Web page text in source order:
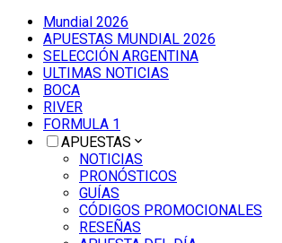
Mundial 2026
APUESTAS MUNDIAL 2026
SELECCIÓN ARGENTINA
ULTIMAS NOTICIAS
BOCA
RIVER
FORMULA 1
APUESTAS
NOTICIAS
PRONÓSTICOS
GUÍAS
CÓDIGOS PROMOCIONALES
RESEÑAS